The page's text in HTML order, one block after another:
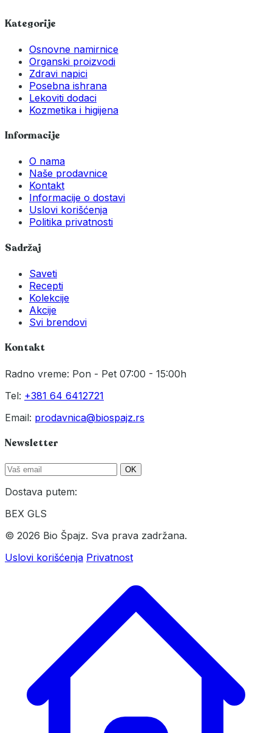
Kategorije
Osnovne namirnice
Organski proizvodi
Zdravi napici
Posebna ishrana
Lekoviti dodaci
Kozmetika i higijena
Informacije
O nama
Naše prodavnice
Kontakt
Informacije o dostavi
Uslovi korišćenja
Politika privatnosti
Sadržaj
Saveti
Recepti
Kolekcije
Akcije
Svi brendovi
Kontakt
Radno vreme: Pon - Pet 07:00 - 15:00h
Tel: +381 64 6412721
Email: prodavnica@biospajz.rs
Newsletter
OK
Dostava putem:
BEX GLS
© 2026 Bio Špajz. Sva prava zadržana.
Uslovi korišćenja Privatnost